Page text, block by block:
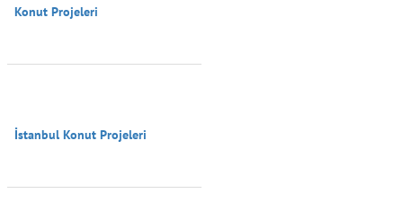
Konut Projeleri
İstanbul Konut Projeleri